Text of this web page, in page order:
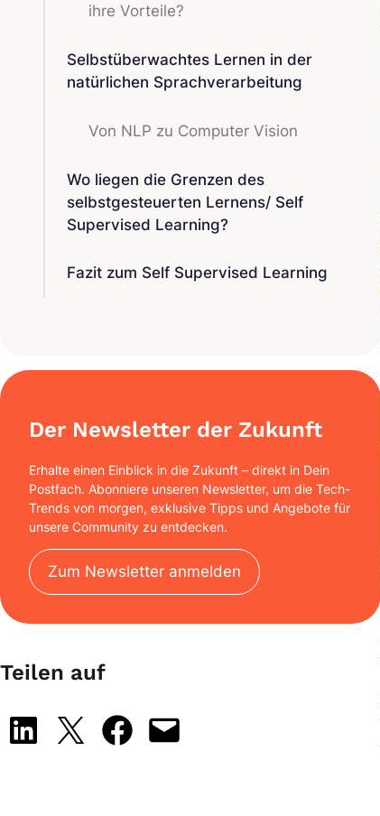
ihre Vorteile?
Selbstüberwachtes Lernen in der
natürlichen Sprachverarbeitung
Von NLP zu Computer Vision
Wo liegen die Grenzen des
selbstgesteuerten Lernens/ Self
Supervised Learning?
Fazit zum Self Supervised Learning
Der Newsletter der Zukunft
Erhalte einen Einblick in die Zukunft – direkt in Dein
Postfach. Abonniere unseren Newsletter, um die Tech-
Trends von morgen, exklusive Tipps und Angebote für
unsere Community zu entdecken.
Zum Newsletter anmelden
Teilen auf
Share on LinkedIn
Share on X Share on Facebook
Email this Page